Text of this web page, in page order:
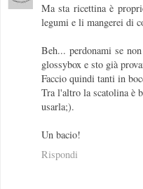
Ma sta ricettina è
legumi e li mangerei di
Beh... perdonami se
glossybox e sto già
Faccio quindi tanti in
Tra l'altro la scatolina è
usarla;).
Un bacio!
Rispondi